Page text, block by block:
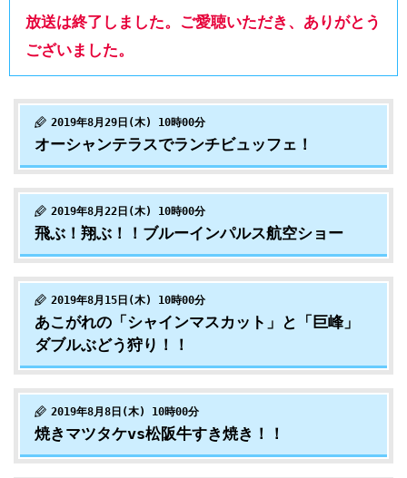
放送は終了しました。ご愛聴いただき、ありがとう
ございました。
2019年8月29日(木) 10時00分
オーシャンテラスでランチビュッフェ！
2019年8月22日(木) 10時00分
飛ぶ！翔ぶ！！ブルーインパルス航空ショー
2019年8月15日(木) 10時00分
あこがれの「シャインマスカット」と「巨峰」
ダブルぶどう狩り！！
2019年8月8日(木) 10時00分
焼きマツタケvs松阪牛すき焼き！！